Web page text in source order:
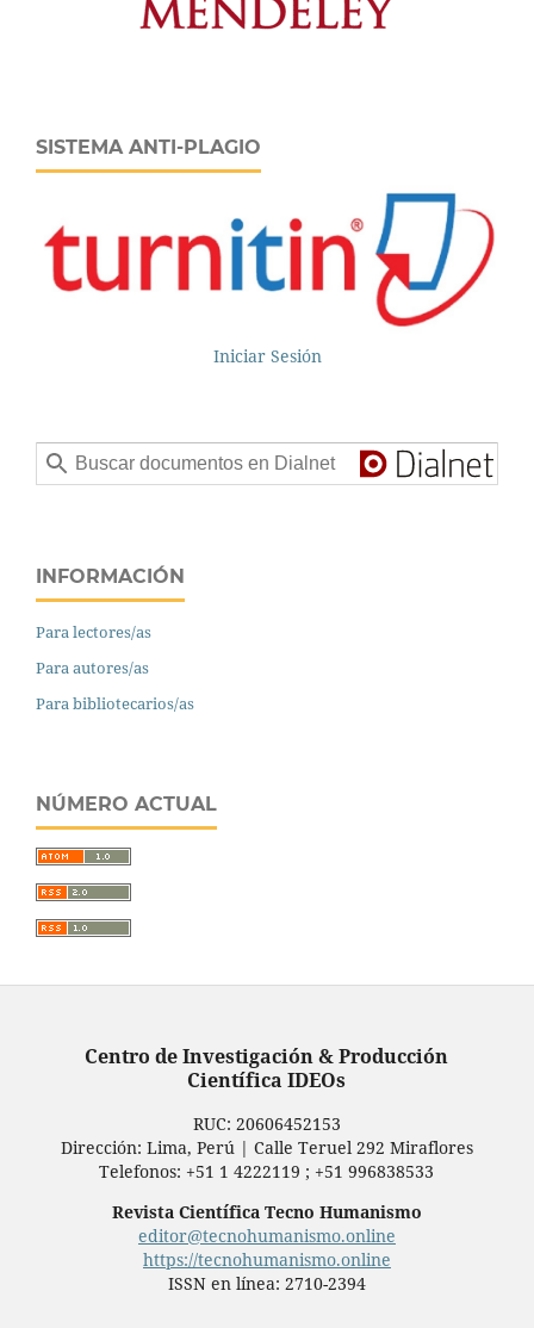
SISTEMA ANTI-PLAGIO
Iniciar Sesión
INFORMACIÓN
Para lectores/as
Para autores/as
Para bibliotecarios/as
NÚMERO ACTUAL
Centro de Investigación & Producción
Científica IDEOs
RUC: ‬20606452153‪
Dirección: Lima, Perú | Calle Teruel 292 Miraflores
Telefonos: +51 1 4222119 ; +51 996838533
Revista Científica Tecno Humanismo
editor@tecnohumanismo.online
https://tecnohumanismo.online
ISSN en línea: 2710-2394